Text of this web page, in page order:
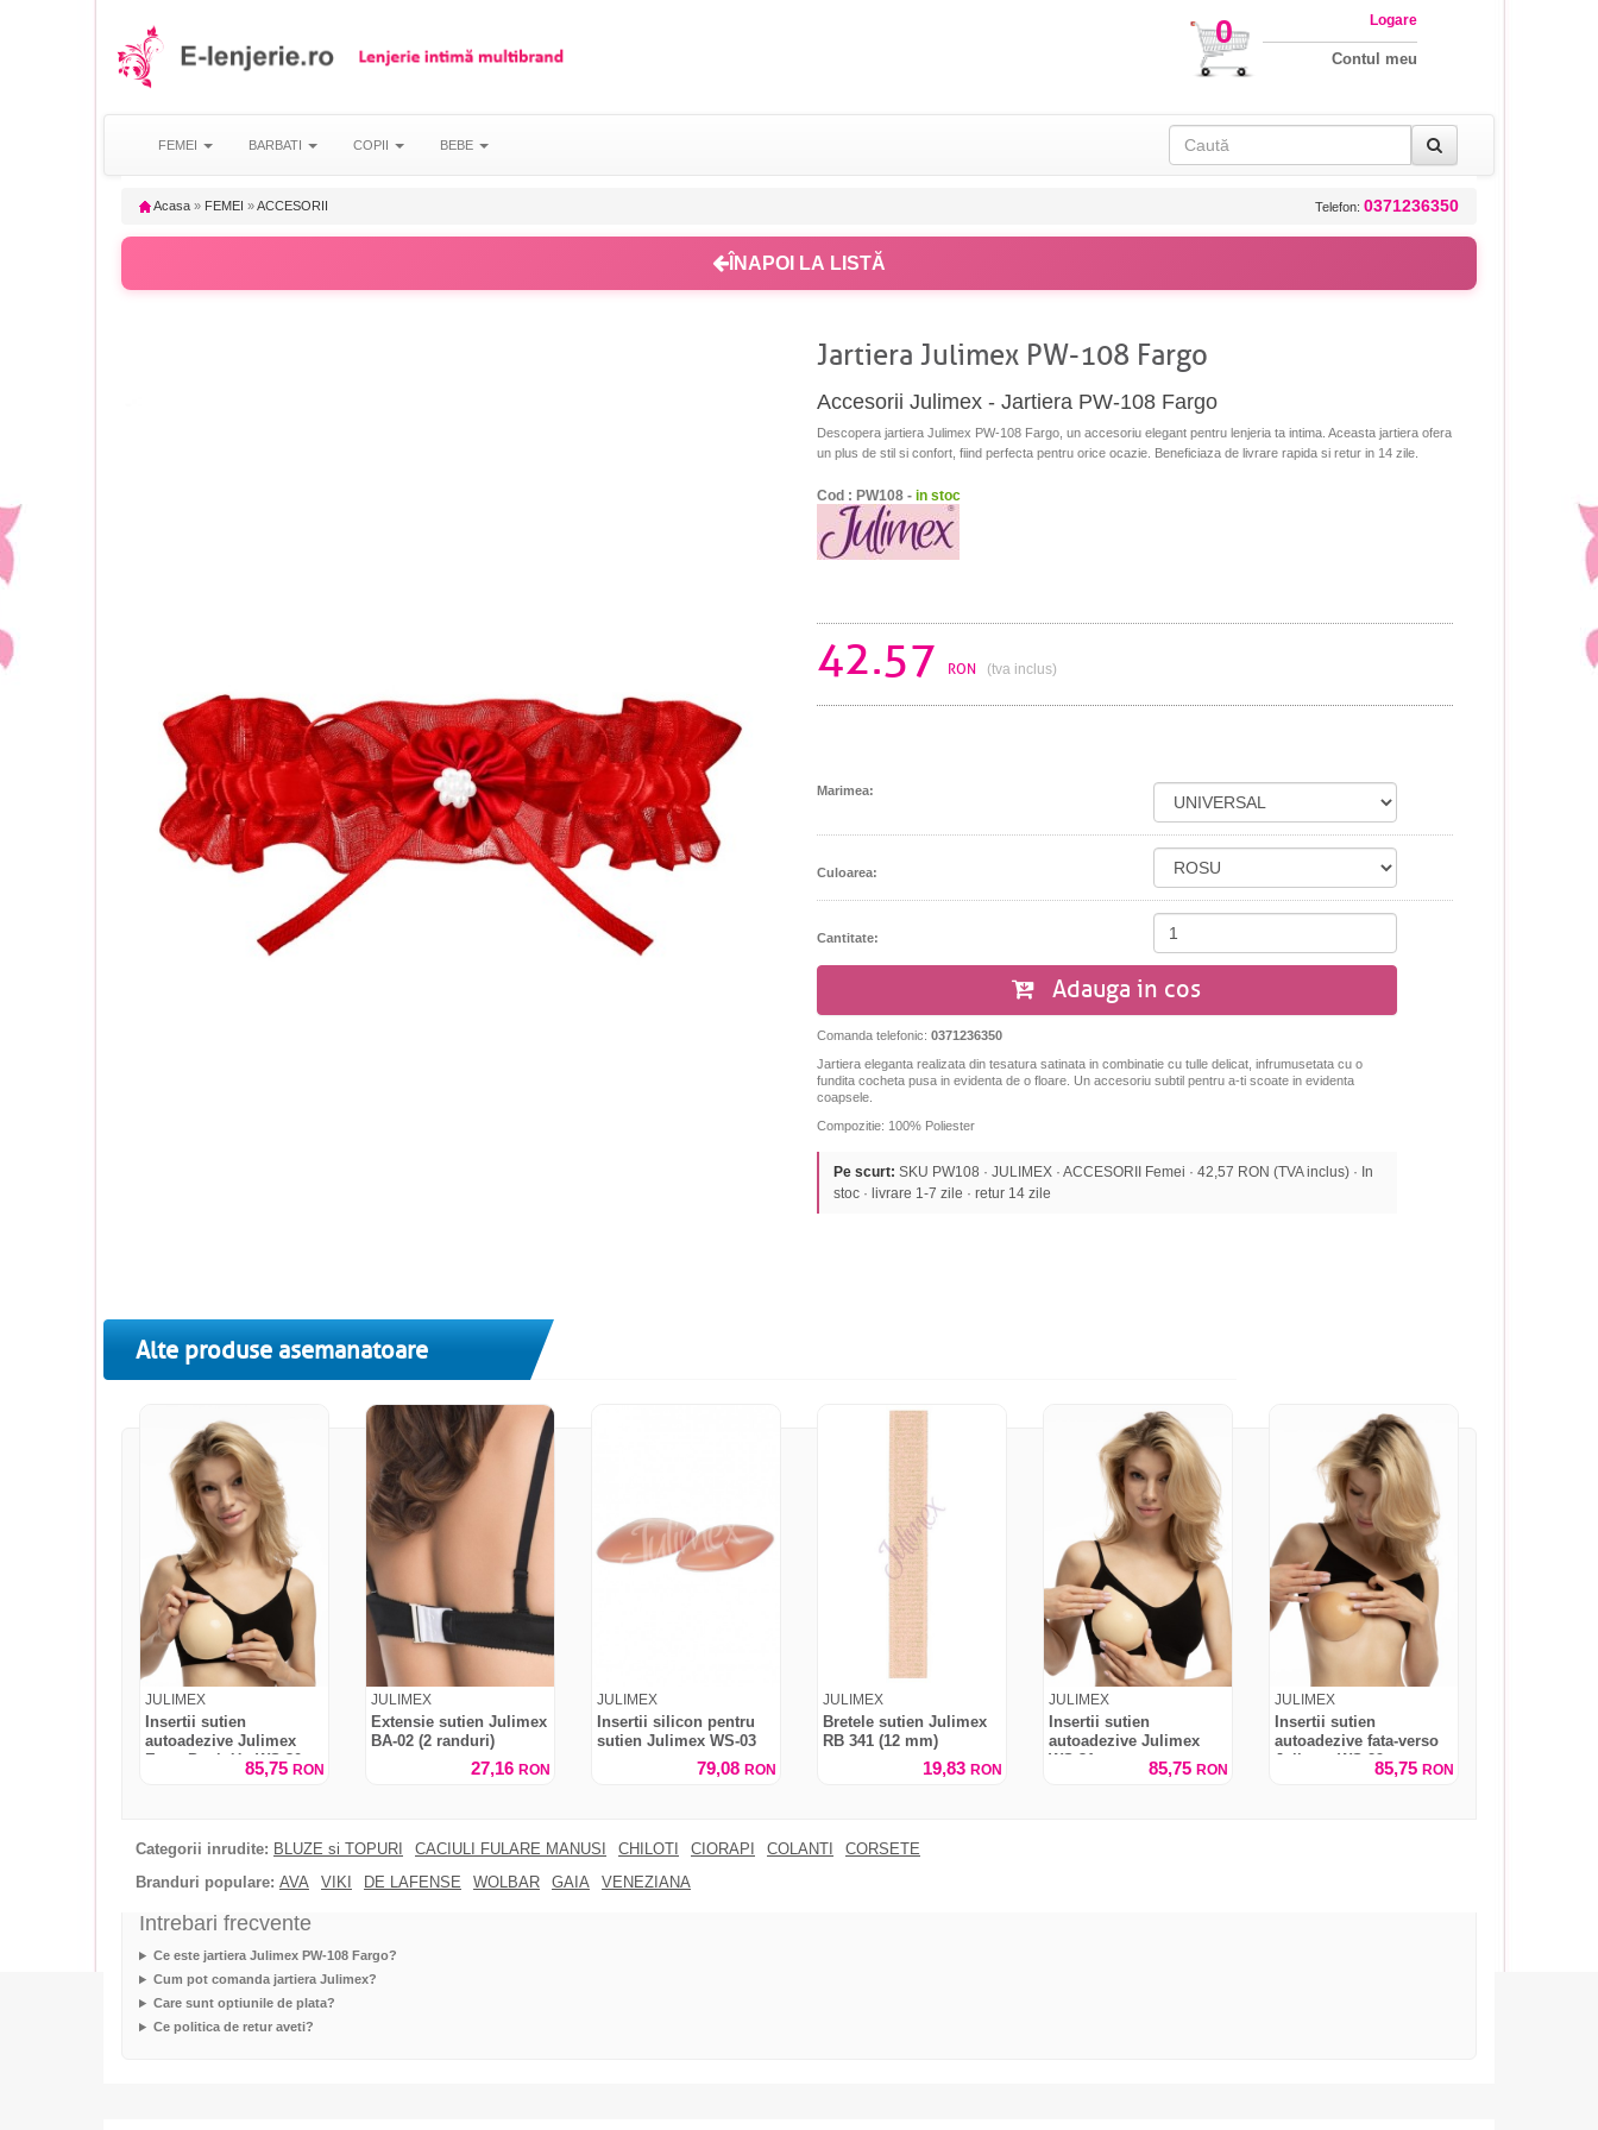
0 Logare
Contul meu
FEMEI BARBATI COPII BEBE
Acasa » FEMEI »ACCESORII Telefon: 0371236350
ÎNAPOI LA LISTĂ
Jartiera Julimex PW-108 Fargo
Accesorii Julimex - Jartiera PW-108 Fargo
Descopera jartiera Julimex PW-108 Fargo, un accesoriu elegant pentru lenjeria ta intima. Aceasta jartiera ofera
un plus de stil si confort, fiind perfecta pentru orice ocazie. Beneficiaza de livrare rapida si retur in 14 zile.
Cod : PW108 - in stoc
42.57 RON (tva inclus)
Marimea:
Culoarea:
Cantitate:
Adauga in cos
Comanda telefonic: 0371236350
Jartiera eleganta realizata din tesatura satinata in combinatie cu tulle delicat, infrumusetata cu o
fundita cocheta pusa in evidenta de o floare. Un accesoriu subtil pentru a-ti scoate in evidenta
coapsele.
Compozitie: 100% Poliester
Pe scurt: SKU PW108 · JULIMEX · ACCESORII Femei · 42,57 RON (TVA inclus) · In
stoc · livrare 1-7 zile · retur 14 zile
Alte produse asemanatoare
JULIMEX
Insertii sutien
autoadezive Julimex
Extra Push-Up WS-30
85,75 RON
JULIMEX
Extensie sutien Julimex
BA-02 (2 randuri)
27,16 RON
JULIMEX
Insertii silicon pentru
sutien Julimex WS-03
79,08 RON
JULIMEX
Bretele sutien Julimex
RB 341 (12 mm)
19,83 RON
JULIMEX
Insertii sutien
autoadezive Julimex
WS-31
85,75 RON
JULIMEX
Insertii sutien
autoadezive fata-verso
Julimex WS-2985,75 RON
Categorii inrudite: BLUZE si TOPURI CACIULI FULARE MANUSI CHILOTI CIORAPI COLANTI
CORSETE
Branduri populare: AVA VIKI DE LAFENSE WOLBAR GAIA VENEZIANA
Intrebari frecvente
Ce este jartiera Julimex PW-108 Fargo?
Cum pot comanda jartiera Julimex?
Care sunt optiunile de plata?
Ce politica de retur aveti?